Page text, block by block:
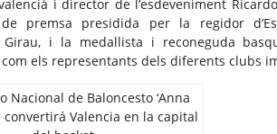
i director de l’esdeveniment
premsa presidida per la regidor
Girau, i la medallista i reconeguda
els representants dels diferents clubs